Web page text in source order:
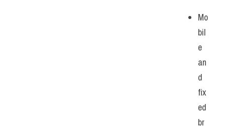
Mo
bil
e
an
d
fix
ed
br